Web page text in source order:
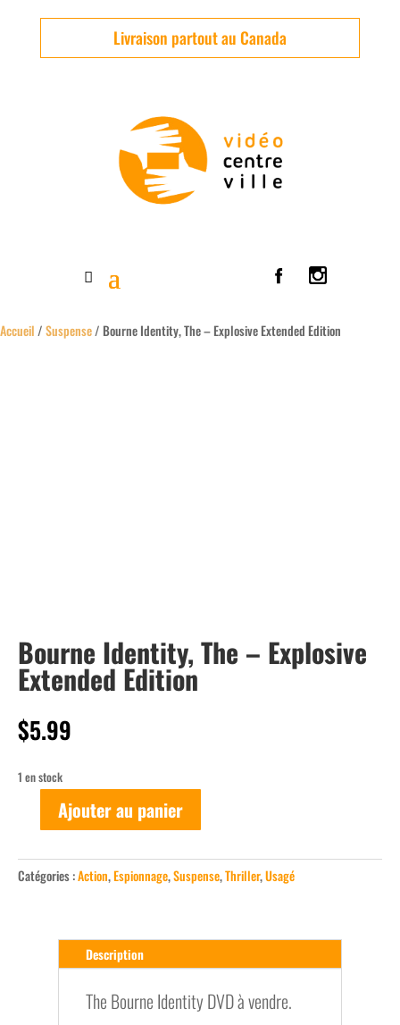
Livraison partout au Canada
Accueil/Suspense/ Bourne Identity, The – Explosive Extended Edition
Bourne Identity, The – Explosive
Extended Edition
$5.99
1 en stock
quantité
Bourne
Identity,
Explosive
Ajouter au panier
Catégories :Action,Espionnage,Suspense,Thriller,Usagé
Description
The Bourne Identity DVD à vendre.